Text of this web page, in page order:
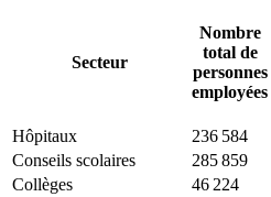
Secteur
Nombre
total de
personnes
employées
Hôpitaux
236 584
Conseils scolaires
285 859
Collèges
46 224